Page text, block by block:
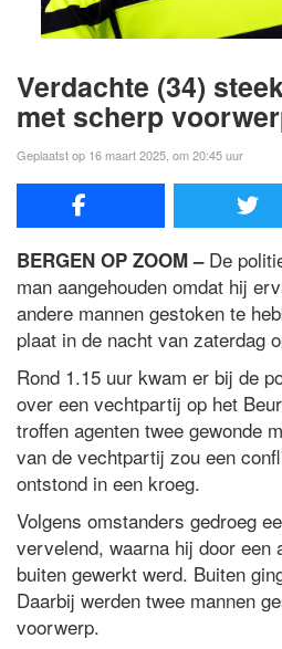
Verdachte (34)
met scherp
Geplaatst op 16 maart 2025, om 20:45 uur
BERGEN OP ZOOM –De
man aangehouden omdat hij
andere mannen gestoken te
plaat in de nacht van zaterdag
Rond 1.15 uur kwam er bij de
over een vechtpartij op het
troffen agenten twee gewonde
van de vechtpartij zou een
ontstond in een kroeg.
Volgens omstanders gedroeg
vervelend, waarna hij door een
buiten gewerkt werd. Buiten
Daarbij werden twee mannen
voorwerp.